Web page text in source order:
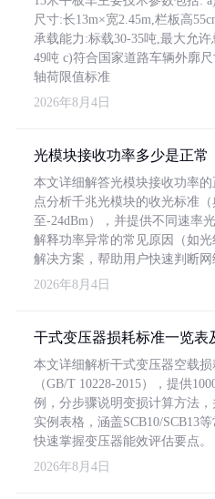
尺寸:长13m×宽2.45m,栏板高
承载能力:标载30-35吨,最大允许
49吨 c)符合国家道路车辆外廓尺
轴荷限值标准
2026年8月4日
光模块接收功率多少是正常
本文详细解答光模块接收功率
点分析千兆光模块的收光标准
至-24dBm），并提供不同速率
解释功率异常的常见原因（如
解决方案，帮助用户快速判断网
2026年8月4日
干式变压器损耗标准一览表
本文详细解析干式变压器空载
（GB/T 10228-2015），提供
例，分步骤说明变损计算方法
实例表格，涵盖SCB10/SCB13
快速掌握变压器能效评估要点。
2026年8月4日